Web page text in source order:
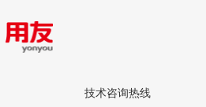
技术咨询热线